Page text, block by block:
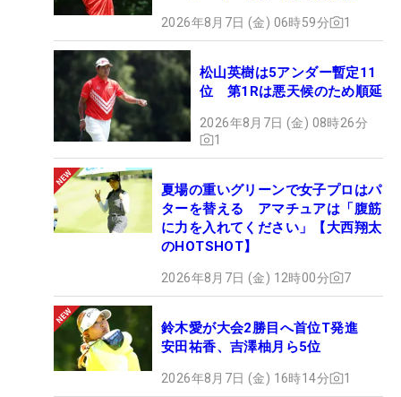
2026年8月7日 (金) 06時59分 1
松山英樹は5アンダー暫定11
位 第1Rは悪天候のため順延
2026年8月7日 (金) 08時26分
1
夏場の重いグリーンで女子プロはパ
ターを替える アマチュアは「腹筋
に力を入れてください」【大西翔太
のHOTSHOT】
2026年8月7日 (金) 12時00分 7
鈴木愛が大会2勝目へ首位T発進
安田祐香、吉澤柚月ら5位
2026年8月7日 (金) 16時14分 1